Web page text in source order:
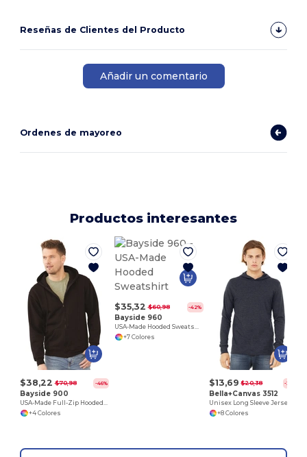
Reseñas de Clientes del Producto
Añadir un comentario
Ordenes de mayoreo
Productos interesantes
$38,22 $70,98 -46%
Bayside 900
USA-Made Full-Zip Hooded Sweatshirt
+4 Colores
$35,32 $60,98 -42%
Bayside 960
USA-Made Hooded Sweatshirt
+7 Colores
$13,69 $20,38 -33%
Bella+Canvas 3512
+8 Colores